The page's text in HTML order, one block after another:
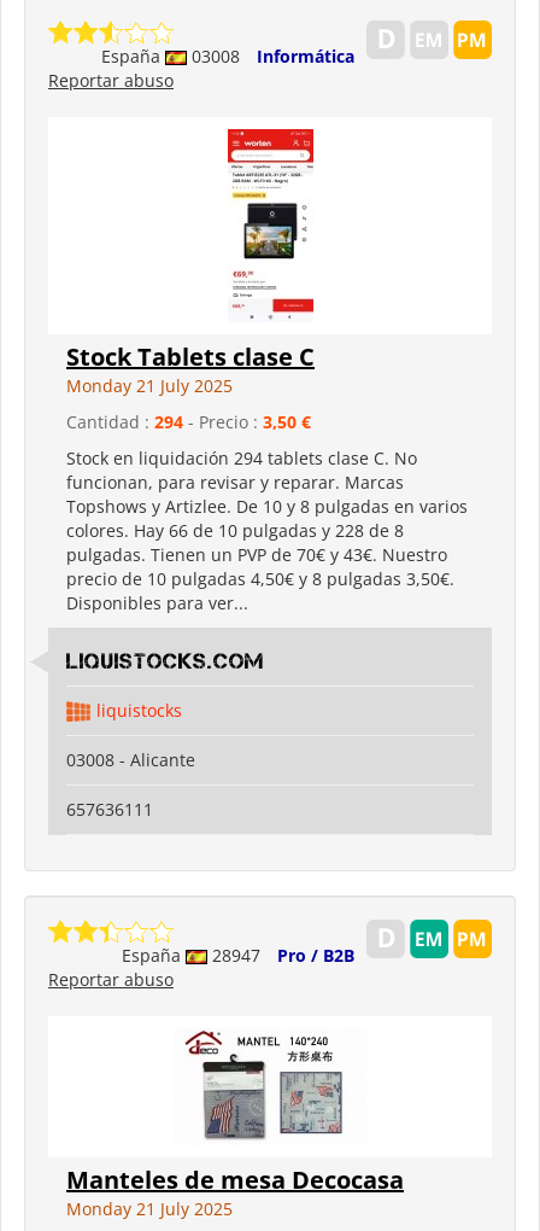
España 03008
Informática
Reportar abuso
Stock Tablets clase C
Monday 21 July 2025
Cantidad : 294 - Precio : 3,50 €
Stock en liquidación 294 tablets clase C. No
funcionan, para revisar y reparar. Marcas
Topshows y Artizlee. De 10 y 8 pulgadas en varios
colores. Hay 66 de 10 pulgadas y 228 de 8
pulgadas. Tienen un PVP de 70€ y 43€. Nuestro
precio de 10 pulgadas 4,50€ y 8 pulgadas 3,50€.
Disponibles para ver...
LIQUISTOCKS.COM
liquistocks
03008 - Alicante
657636111
España 28947
Pro / B2B
Reportar abuso
Manteles de mesa Decocasa
Monday 21 July 2025